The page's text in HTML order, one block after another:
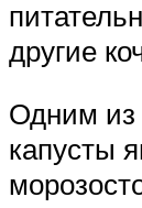
другие
Одним из
капусты